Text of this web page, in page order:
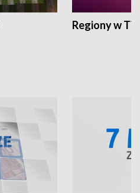
Regiony w